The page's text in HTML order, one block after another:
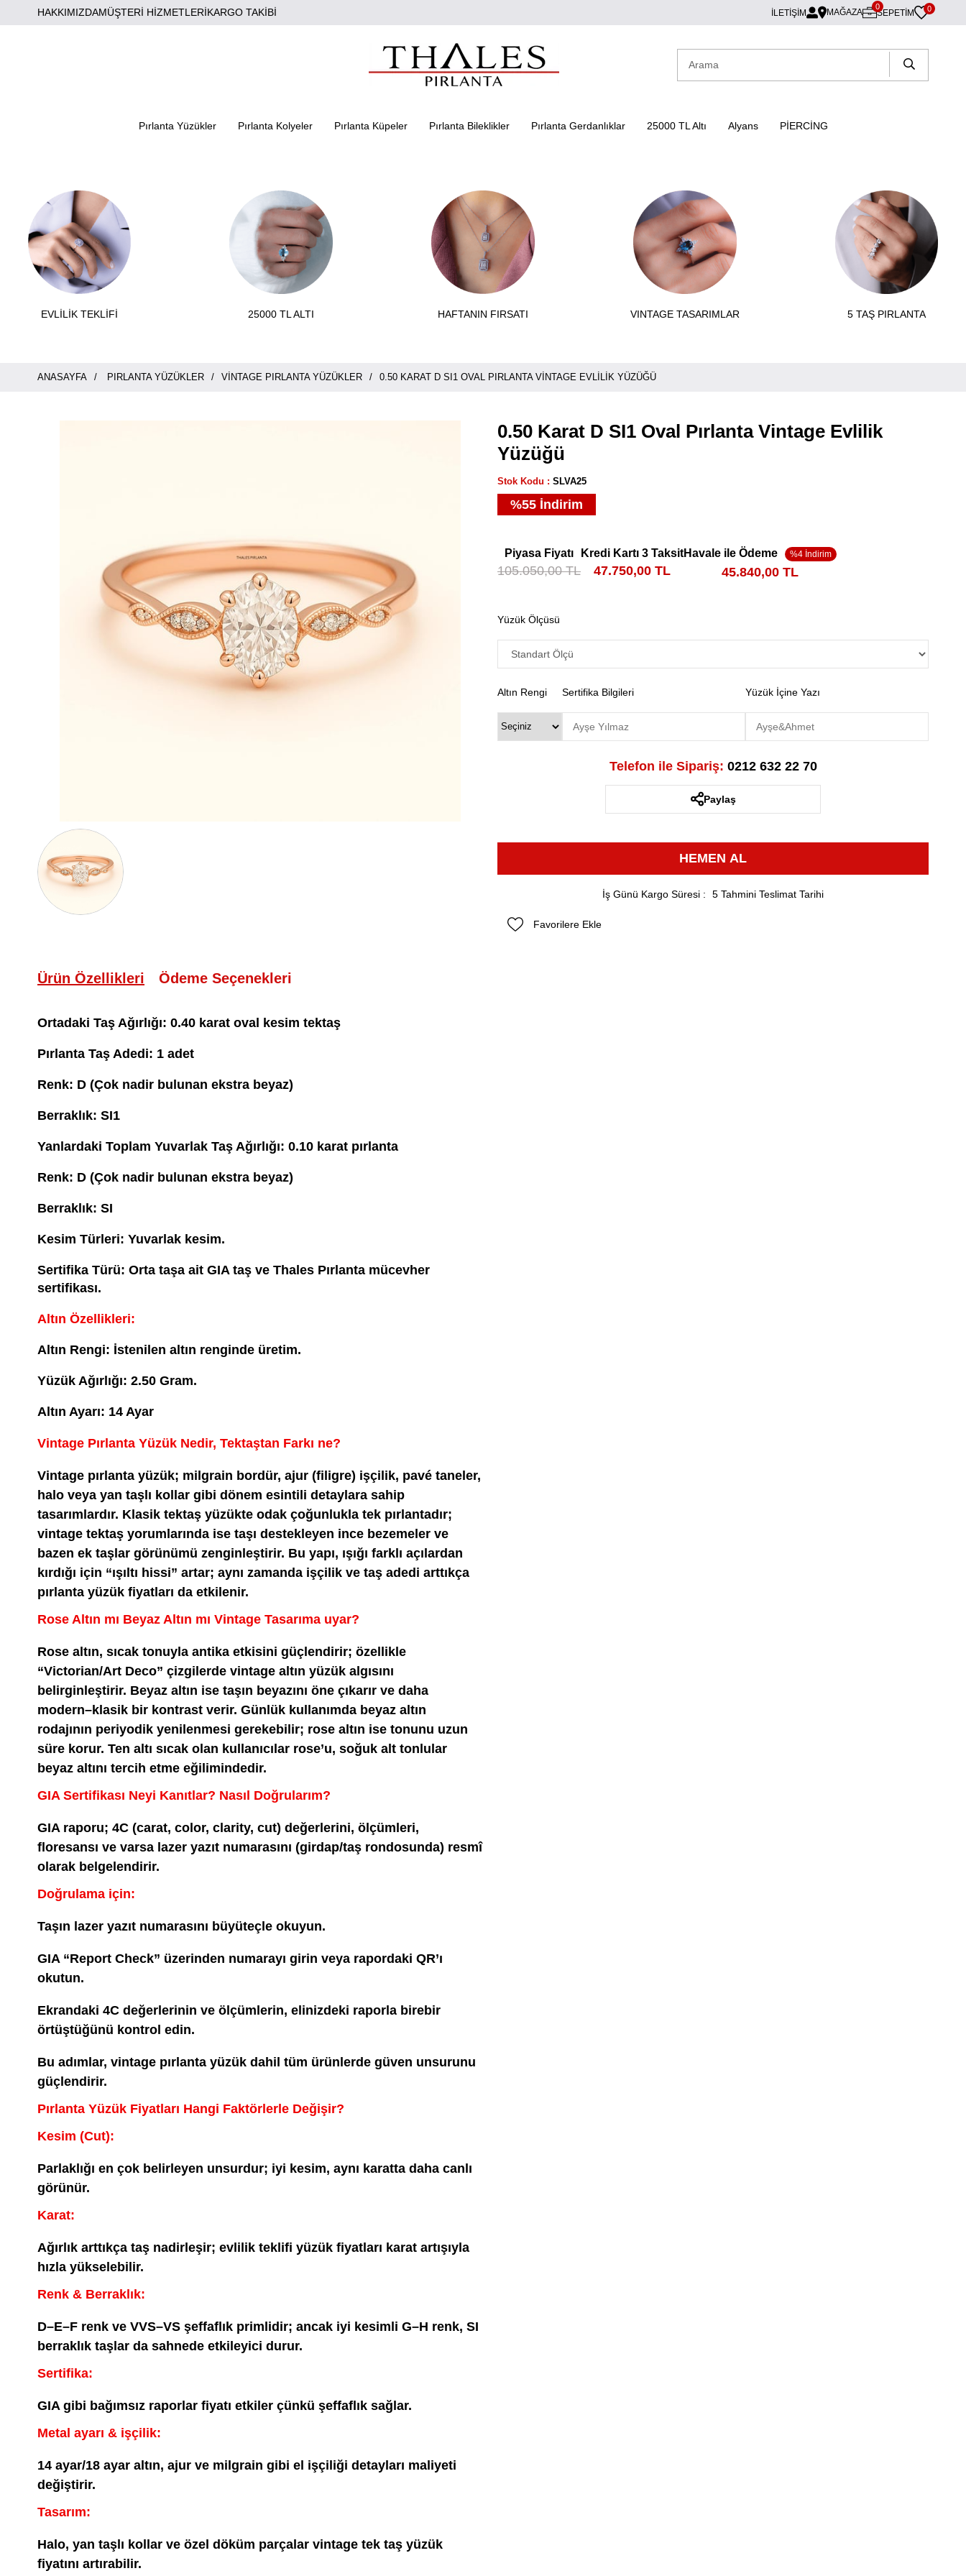
HAKKIMIZDAMÜŞTERİ HİZMETLERİKARGO TAKİBİ İLETİŞİM MAĞAZA SEPETIM
0 0
Pırlanta Yüzükler Pırlanta Kolyeler Pırlanta Küpeler Pırlanta Bileklikler Pırlanta Gerdanlıklar 25000 TL Altı Alyans PİERCİNG
EVLİLİK TEKLİFİ 25000 TL ALTI HAFTANIN FIRSATI VINTAGE TASARIMLAR 5 TAŞ PIRLANTA
ANASAYFA PIRLANTA YÜZÜKLER VINTAGE PIRLANTA YÜZÜKLER 0.50 KARAT D SI1 OVAL PIRLANTA VINTAGE EVLILIK YÜZÜĞÜ
Ürün Özellikleri Ödeme Seçenekleri
Ortadaki Taş Ağırlığı: 0.40 karat oval kesim tektaş
Pırlanta Taş Adedi: 1 adet
Renk: D (Çok nadir bulunan ekstra beyaz)
Berraklık: SI1
Yanlardaki Toplam Yuvarlak Taş Ağırlığı: 0.10 karat pırlanta
Renk: D (Çok nadir bulunan ekstra beyaz)
Berraklık: SI
Kesim Türleri: Yuvarlak kesim.
Sertifika Türü: Orta taşa ait GIA taş ve Thales Pırlanta mücevher
sertifikası.
Altın Özellikleri:
Altın Rengi: İstenilen altın renginde üretim.
Yüzük Ağırlığı: 2.50 Gram.
Altın Ayarı: 14 Ayar
Vintage Pırlanta Yüzük Nedir, Tektaştan Farkı ne?
Vintage pırlanta yüzük; milgrain bordür, ajur (filigre) işçilik, pavé taneler,
halo veya yan taşlı kollar gibi dönem esintili detaylara sahip
tasarımlardır. Klasik tektaş yüzükte odak çoğunlukla tek pırlantadır;
vintage tektaş yorumlarında ise taşı destekleyen ince bezemeler ve
bazen ek taşlar görünümü zenginleştirir. Bu yapı, ışığı farklı açılardan
kırdığı için “ışıltı hissi” artar; aynı zamanda işçilik ve taş adedi arttıkça
pırlanta yüzük fiyatları da etkilenir.
Rose Altın mı Beyaz Altın mı Vintage Tasarıma uyar?
Rose altın, sıcak tonuyla antika etkisini güçlendirir; özellikle
“Victorian/Art Deco” çizgilerde vintage altın yüzük algısını
belirginleştirir. Beyaz altın ise taşın beyazını öne çıkarır ve daha
modern–klasik bir kontrast verir. Günlük kullanımda beyaz altın
rodajının periyodik yenilenmesi gerekebilir; rose altın ise tonunu uzun
süre korur. Ten altı sıcak olan kullanıcılar rose’u, soğuk alt tonlular
beyaz altını tercih etme eğilimindedir.
GIA Sertifikası Neyi Kanıtlar? Nasıl Doğrularım?
GIA raporu; 4C (carat, color, clarity, cut) değerlerini, ölçümleri,
floresansı ve varsa lazer yazıt numarasını (girdap/taş rondosunda) resmî
olarak belgelendirir.
Doğrulama için:
Taşın lazer yazıt numarasını büyüteçle okuyun.
GIA “Report Check” üzerinden numarayı girin veya rapordaki QR’ı
okutun.
Ekrandaki 4C değerlerinin ve ölçümlerin, elinizdeki raporla birebir
örtüştüğünü kontrol edin.
Bu adımlar, vintage pırlanta yüzük dahil tüm ürünlerde güven unsurunu
güçlendirir.
Pırlanta Yüzük Fiyatları Hangi Faktörlerle Değişir?
Kesim (Cut):
Parlaklığı en çok belirleyen unsurdur; iyi kesim, aynı karatta daha canlı
görünür.
Karat:
Ağırlık arttıkça taş nadirleşir; evlilik teklifi yüzük fiyatları karat artışıyla
hızla yükselebilir.
Renk & Berraklık:
D–E–F renk ve VVS–VS şeffaflık primlidir; ancak iyi kesimli G–H renk, SI
berraklık taşlar da sahnede etkileyici durur.
Sertifika:
GIA gibi bağımsız raporlar fiyatı etkiler çünkü şeffaflık sağlar.
Metal ayarı & işçilik:
14 ayar/18 ayar altın, ajur ve milgrain gibi el işçiliği detayları maliyeti
değiştirir.
Tasarım:
Halo, yan taşlı kollar ve özel döküm parçalar vintage tek taş yüzük
fiyatını artırabilir.
0.50 Karat D SI1 Oval Pırlanta Vintage Evlilik
Yüzüğü
Stok Kodu SLVA25
%55 İndirim
Piyasa Fiyatı
105.050,00 TL
Kredi Kartı 3 Taksit
47.750,00 TL
Havale ile Ödeme
45.840,00 TL
Yüzük Ölçüsü
Altın Rengi Sertifika Bilgileri Yüzük İçine Yazı
Telefon ile Sipariş: 0212 632 22 70
Paylaş
İş Günü Kargo Süresi : 5 Tahmini Teslimat Tarihi
Favorilere Ekle